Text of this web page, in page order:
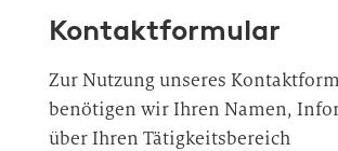
Kontaktformular
Zur Nutzung unseres
benötigen wir Ihren Namen,
über Ihren Tätigkeitsbereich